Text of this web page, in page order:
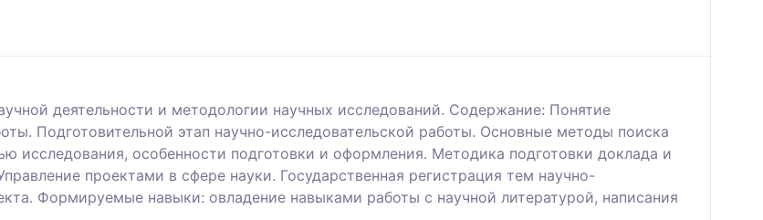
деятельности и методологии научных исследований. Содержание: Понятие
Подготовительной этап научно-исследовательской работы. Основные методы поиска
исследования, особенности подготовки и оформления. Методика подготовки доклада и
проектами в сфере науки. Государственная регистрация тем научно-
Формируемые навыки: овладение навыками работы с научной литературой, написания